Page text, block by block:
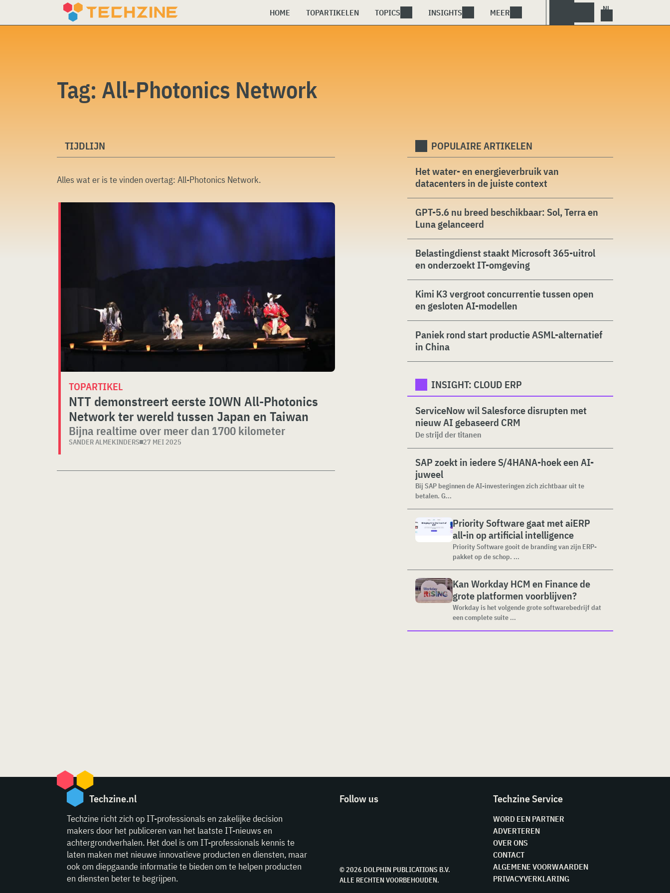
HOME TOPARTIKELEN TOPICS INSIGHTS MEER
Tag: All-Photonics Network
TIJDLIJN
Alles wat er is te vinden overtag: All-Photonics Network.
TOPARTIKEL
NTT demonstreert eerste IOWN All-Photonics
Network ter wereld tussen Japan en Taiwan
Bijna realtime over meer dan 1700 kilometer
SANDER ALMEKINDERS 27 MEI 2025
POPULAIRE ARTIKELEN
Het water- en energieverbruik van
datacenters in de juiste context
GPT-5.6 nu breed beschikbaar: Sol, Terra en
Luna gelanceerd
Belastingdienst staakt Microsoft 365-uitrol
en onderzoekt IT-omgeving
Kimi K3 vergroot concurrentie tussen open
en gesloten AI-modellen
Paniek rond start productie ASML-alternatief
in China
INSIGHT: CLOUD ERP
ServiceNow wil Salesforce disrupten met
nieuw AI gebaseerd CRM
De strijd der titanen
SAP zoekt in iedere S/4HANA-hoek een AI-
juweel
Bij SAP beginnen de AI-investeringen zich zichtbaar uit te
betalen. G...
Priority Software gaat met aiERP
all-in op artificial intelligence
Priority Software gooit de branding van zijn ERP-
pakket op de schop. ...
Kan Workday HCM en Finance de
grote platformen voorblijven?
Workday is het volgende grote softwarebedrijf dat
een complete suite ...
Techzine.nl
Techzine richt zich op IT-professionals en zakelijke decision
makers door het publiceren van het laatste IT-nieuws en
achtergrondverhalen. Het doel is om IT-professionals kennis te
laten maken met nieuwe innovatieve producten en diensten, maar
ook om diepgaande informatie te bieden om te helpen producten
en diensten beter te begrijpen.
Follow us
© 2026 DOLPHIN PUBLICATIONS B.V.
ALLE RECHTEN VOORBEHOUDEN.
Techzine Service
WORD EEN PARTNER
ADVERTEREN
OVER ONS
CONTACT
ALGEMENE VOORWAARDEN
PRIVACYVERKLARING